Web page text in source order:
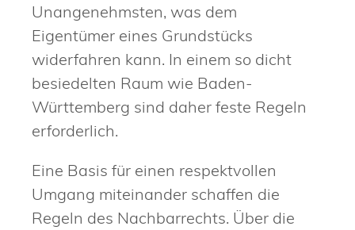
Unangenehmsten, was dem
Eigentümer eines Grundstücks
widerfahren kann. In einem so dicht
besiedelten Raum wie Baden-
Württemberg sind daher feste Regeln
erforderlich.
Eine Basis für einen respektvollen
Umgang miteinander schaffen die
Regeln des Nachbarrechts. Über die